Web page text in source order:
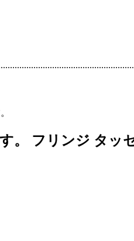
。 フリンジ タッ